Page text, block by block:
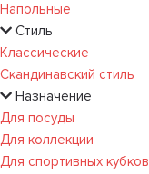
Напольные
Стиль
Классические
Скандинавский стиль
Назначение
Для посуды
Для коллекции
Для спортивных кубков